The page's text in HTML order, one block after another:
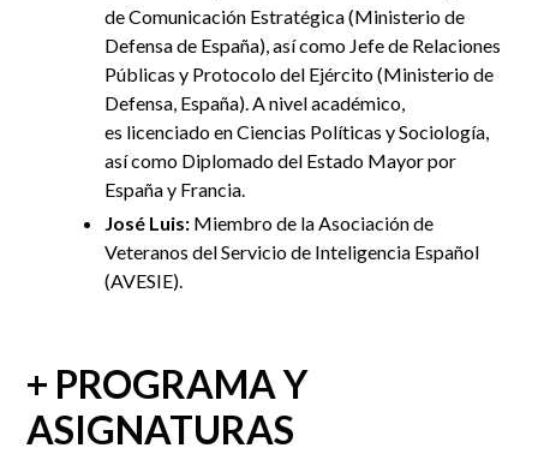
de Comunicación Estratégica (Ministerio de
Defensa de España), así como Jefe de Relaciones
Públicas y Protocolo del Ejército (Ministerio de
Defensa, España). A nivel académico,
es licenciado en Ciencias Políticas y Sociología,
así como Diplomado del Estado Mayor por
España y Francia.
José Luis: Miembro de la Asociación de
Veteranos del Servicio de Inteligencia Español
(AVESIE).
+ PROGRAMA Y
ASIGNATURAS